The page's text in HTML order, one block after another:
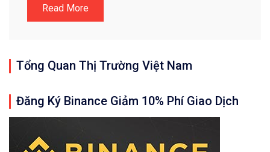
Read More
Tổng Quan Thị Trường Việt Nam
Đăng Ký Binance Giảm 10% Phí Giao Dịch